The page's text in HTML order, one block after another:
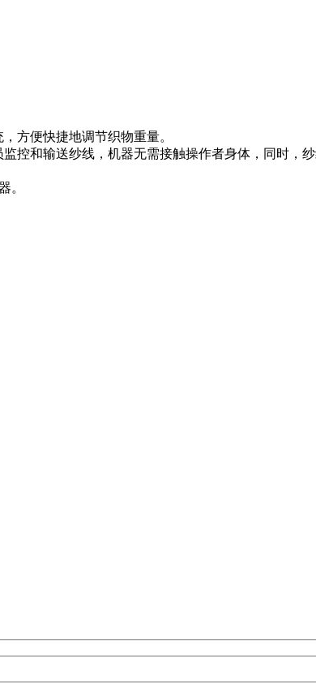
方便快捷地调节织物重量。
控和输送纱线，机器无需接触操作者身体，同时，
。